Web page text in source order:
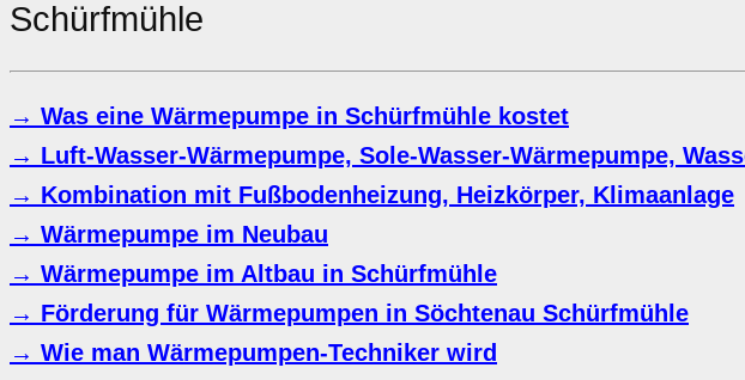
Schürfmühle
→ Was eine Wärmepumpe in Schürfmühle kostet
→ Luft-Wasser-Wärmepumpe, Sole-Wasser-Wärmepumpe,
→ Kombination mit Fußbodenheizung, Heizkörper, Klimaanlage
→ Wärmepumpe im Neubau
→ Wärmepumpe im Altbau in Schürfmühle
→ Förderung für Wärmepumpen in Söchtenau Schürfmühle
→ Wie man Wärmepumpen-Techniker wird